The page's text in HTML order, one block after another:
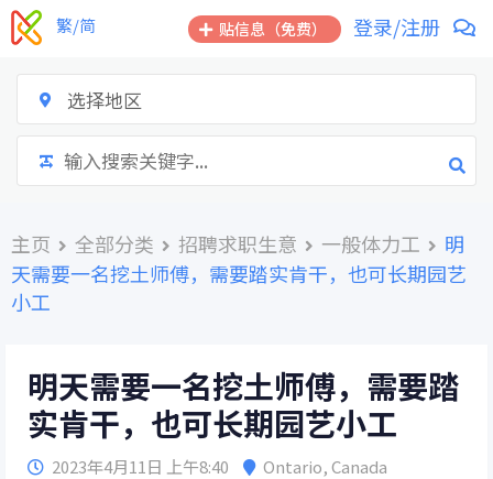
跳
到
贴信息（免费） 登录/注册
繁/简
选择地区
主页 全部分类 招聘求职生意 一般体力工
明
天需要一名挖土师傅，需要踏实肯干，也可长期园艺
小工
明天需要一名挖土师傅，需要踏
实肯干，也可长期园艺小工
2023年4月11日 上午8:40 Ontario,Canada